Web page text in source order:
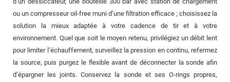
ou un compresseur oil-free muni d’une filtration efficace ; choisissez la
solution la mieux adaptée à votre cadence de tir et à votre
environnement. Quel que soit le moyen retenu, privilégiez un débit lent
pour limiter l’échauffement, surveillez la pression en continu, refermez
la source, puis purgez le flexible avant de déconnecter la sonde afin
d’épargner les joints. Conservez la sonde et ses O-rings propres,